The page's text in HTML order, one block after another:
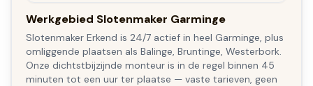
Werkgebied Slotenmaker Garminge
Slotenmaker Erkend is 24/7 actief in heel Garminge, plus
omliggende plaatsen als Balinge, Bruntinge, Westerbork.
Onze dichtstbijzijnde monteur is in de regel binnen 45
minuten tot een uur ter plaatse — vaste tarieven, geen